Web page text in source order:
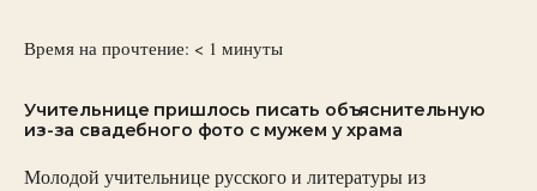
Время на прочтение: < 1 минуты
Учительнице пришлось писать объяснительную
из-за свадебного фото с мужем у храма
Молодой учительнице русского и литературы из